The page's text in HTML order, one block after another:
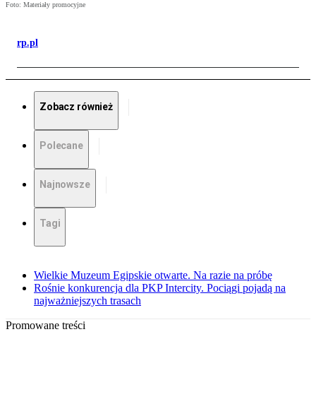
Foto: Materiały promocyjne
rp.pl
Zobacz również
Polecane
Najnowsze
Tagi
Wielkie Muzeum Egipskie otwarte. Na razie na próbę
Rośnie konkurencja dla PKP Intercity. Pociągi pojadą na
najważniejszych trasach
Promowane treści